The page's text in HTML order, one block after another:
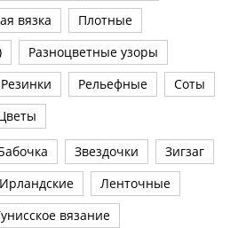
вязка
Плотные
Разноцветные узоры
Резинки Рельефные
Соты
Звездочки
Зигзаг
Ирландские
Ленточные
вязание